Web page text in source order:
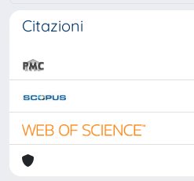
Citazioni